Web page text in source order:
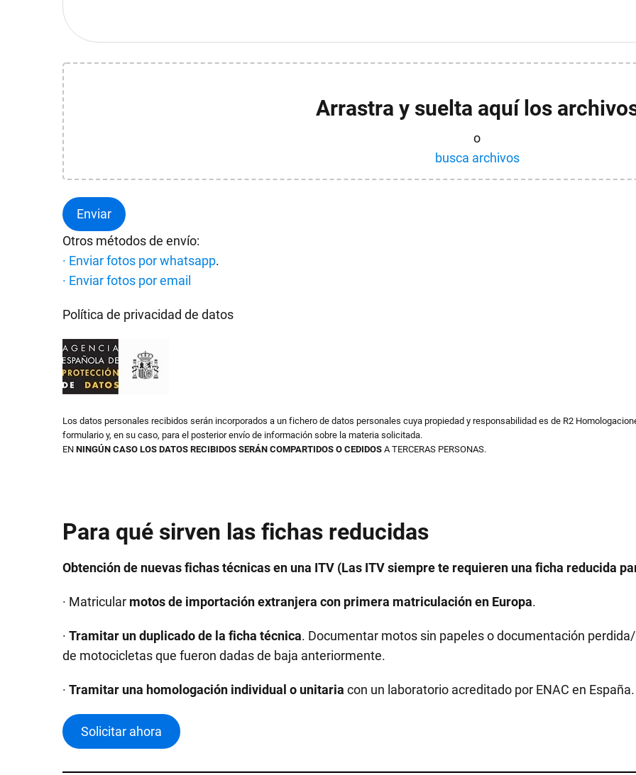
Arrastra y suelta aquí los
o
busca archivos
Otros métodos de envío:
· Enviar fotos por whatsapp.
· Enviar fotos por email
Política de privacidad de datos
Los datos personales recibidos serán incorporados a un fichero de datos personales cuya propiedad y responsabilidad es de R2
formulario y, en su caso, para el posterior envío de información sobre la materia solicitada.
EN NINGÚN CASO LOS DATOS RECIBIDOS SERÁN COMPARTIDOS O CEDIDOS A TERCERAS PERSONAS.
Para qué sirven las fichas reducidas
Obtención de nuevas fichas técnicas en una ITV (Las ITV siempre te requieren una ficha reducida
· Matricular motos de importación extranjera con primera matriculación en Europa.
· Tramitar un duplicado de la ficha técnica. Documentar motos sin papeles o documentación
de motocicletas que fueron dadas de baja anteriormente.
· Tramitar una homologación individual o unitaria con un laboratorio acreditado por ENAC en
Solicitar ahora